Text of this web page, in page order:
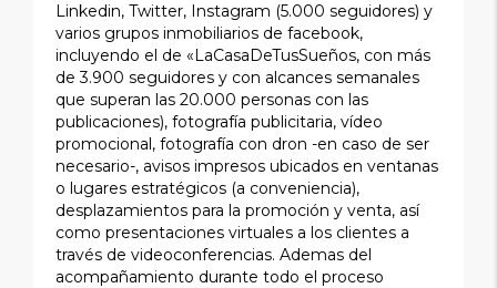
Linkedin, Twitter, Instagram (5.000 seguidores) y
varios grupos inmobiliarios de facebook,
incluyendo el de «LaCasaDeTusSueños, con más
de 3.900 seguidores y con alcances semanales
que superan las 20.000 personas con las
publicaciones), fotografía publicitaria, vídeo
promocional, fotografía con dron -en caso de ser
necesario-, avisos impresos ubicados en ventanas
o lugares estratégicos (a conveniencia),
desplazamientos para la promoción y venta, así
como presentaciones virtuales a los clientes a
través de videoconferencias. Ademas del
acompañamiento durante todo el proceso